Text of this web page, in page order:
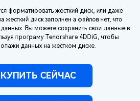
форматировать жесткий диск, или даже
жесткий диск заполнен а файлов нет, что
Вы можете сохранить свои данные в
програму Tenorshare 4DDiG, чтобы
данных на жестком диске.
КУПИТЬ СЕЙЧАС